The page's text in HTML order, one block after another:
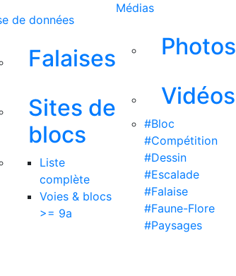
de données
Falaises
Sites de
blocs
Liste
complète
Voies & blocs
>= 9a
Médias
Photos
Vidéos
#Bloc
#Compétition
#Dessin
#Escalade
#Falaise
#Faune-Flore
#Paysages